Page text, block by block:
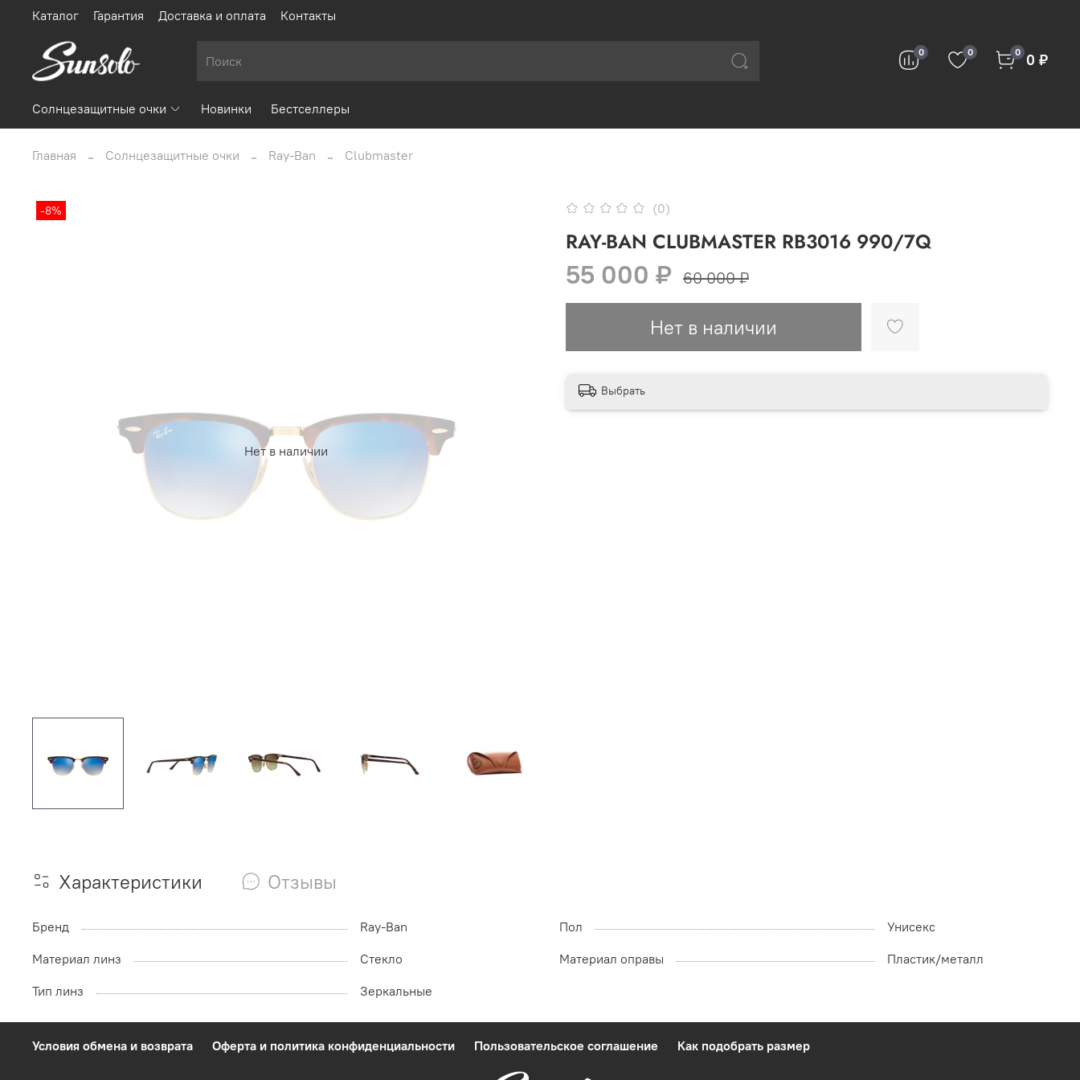
Каталог Гарантия Доставка и оплата Контакты
0 0 0 0 ₽
Солнцезащитные очки Новинки Бестселлеры
Главная Солнцезащитные очки Ray-Ban Clubmaster
Нет в наличии
-8% (0)
RAY-BAN CLUBMASTER RB3016 990/7Q
55 000 ₽ 60 000 ₽
Нет в наличии
Выбрать
Характеристики Отзывы
Бренд Ray-Ban Пол
Унисекс
Материал линз
Стекло Материал оправы
Пластик/металл
Тип линз
Зеркальные
Условия обмена и возврата Оферта и политика конфиденциальности Пользовательское соглашение Как подобрать размер